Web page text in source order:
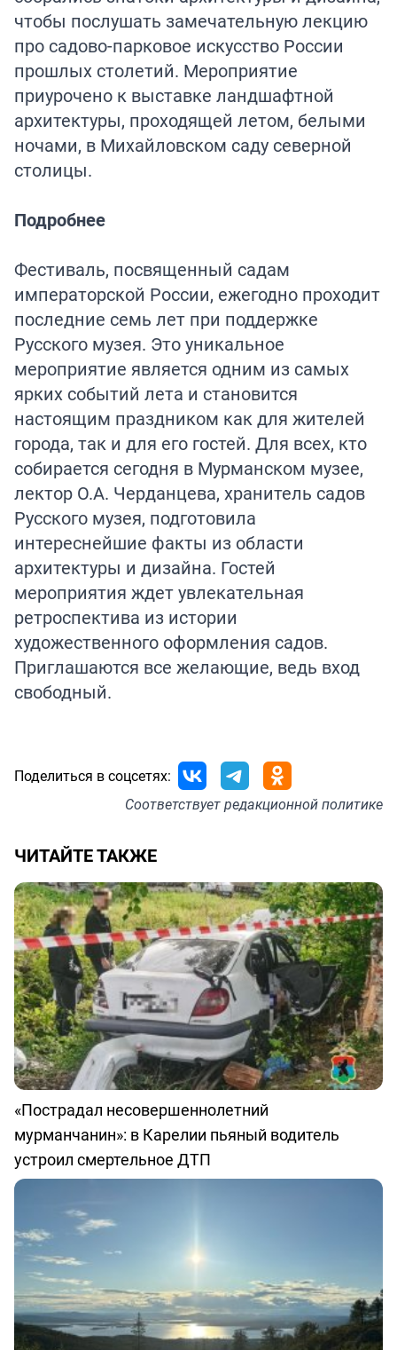
чтобы послушать замечательную лекцию
про садово-парковое искусство России
прошлых столетий. Мероприятие
приурочено к выставке ландшафтной
архитектуры, проходящей летом, белыми
ночами, в Михайловском саду северной
столицы.
Подробнее
Фестиваль, посвященный садам
императорской России, ежегодно проходит
последние семь лет при поддержке
Русского музея. Это уникальное
мероприятие является одним из самых
ярких событий лета и становится
настоящим праздником как для жителей
города, так и для его гостей. Для всех, кто
собирается сегодня в Мурманском музее,
лектор О.А. Черданцева, хранитель садов
Русского музея, подготовила
интереснейшие факты из области
архитектуры и дизайна. Гостей
мероприятия ждет увлекательная
ретроспектива из истории
художественного оформления садов.
Приглашаются все желающие, ведь вход
свободный.
Поделиться в соцсетях:
Соответствуетредакционной политике
ЧИТАЙТЕ ТАКЖЕ
«Пострадал несовершеннолетний
мурманчанин»: в Карелии пьяный водитель
устроил смертельное ДТП